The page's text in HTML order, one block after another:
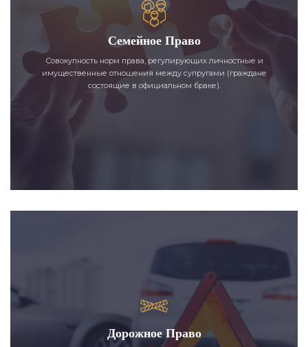
Семейное Право
Совокупность норм права, регулирующих личностные и
имущественные отношения между супругами (граждане
состоящие в официальном браке).
Дорожное Право